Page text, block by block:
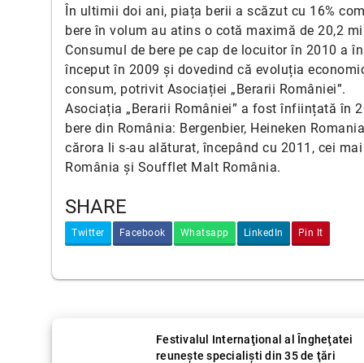
În ultimii doi ani, piața berii a scăzut cu 16%
bere în volum au atins o cotă maximă de 20,2
Consumul de bere pe cap de locuitor în 2010 a
început în 2009 și dovedind că evoluția
consum, potrivit Asociației „Berarii României”.
Asociația „Berarii României” a fost înființată în
bere din România: Bergenbier, Heineken
cărora li s-au alăturat, începând cu 2011, cei
România și Soufflet Malt România.
SHARE
Twitter Facebook Whatsapp LinkedIn Pin It
Festivalul Internaţional al Îngheţatei
reuneşte specialişti din 35 de ţări